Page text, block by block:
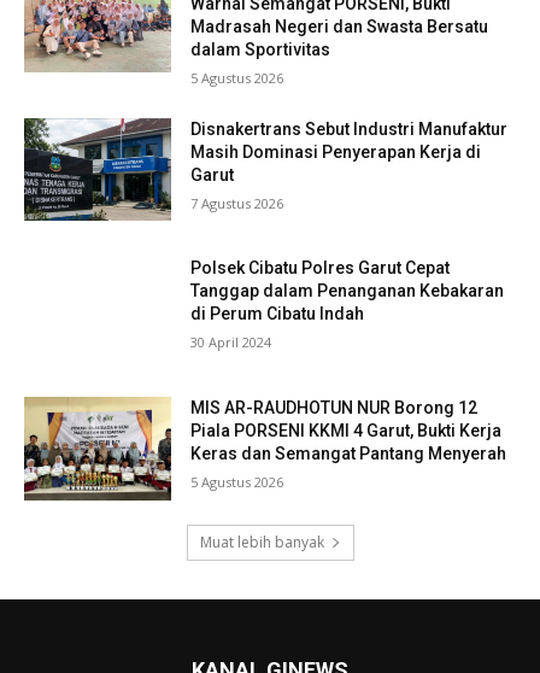
Madrasah Negeri dan Swasta Bersatu
dalam Sportivitas
5 Agustus 2026
Disnakertrans Sebut Industri Manufaktur
Masih Dominasi Penyerapan Kerja di
Garut
7 Agustus 2026
Polsek Cibatu Polres Garut Cepat
Tanggap dalam Penanganan Kebakaran
di Perum Cibatu Indah
30 April 2024
MIS AR-RAUDHOTUN NUR Borong 12
Piala PORSENI KKMI 4 Garut, Bukti Kerja
Keras dan Semangat Pantang Menyerah
5 Agustus 2026
Muat lebih banyak